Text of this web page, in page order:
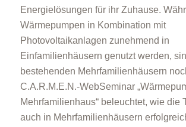
Energielösungen für ihr Zuhause.
Wärmepumpen in Kombination mit
Photovoltaikanlagen zunehmend in
Einfamilienhäusern genutzt werden,
bestehenden Mehrfamilienhäusern
C.A.R.M.E.N.-WebSeminar
Mehrfamilienhaus“ beleuchtet, wie die
auch in Mehrfamilienhäusern